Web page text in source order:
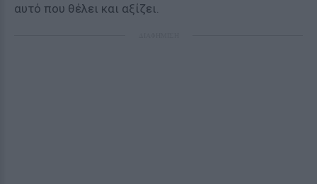
αυτό που θέλει και αξίζει.